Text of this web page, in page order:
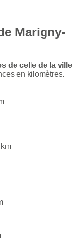
Marigny-
de celle de la ville
en kilomètres.